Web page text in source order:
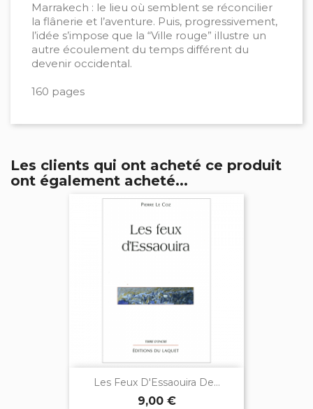
Marrakech : le lieu où semblent se réconcilier
la flânerie et l’aventure. Puis, progressivement,
l’idée s’impose que la “Ville rouge” illustre un
autre écoulement du temps différent du
devenir occidental.
160 pages
Les clients qui ont acheté ce produit
ont également acheté...
Les Feux D'Essaouira De...
9,00 €